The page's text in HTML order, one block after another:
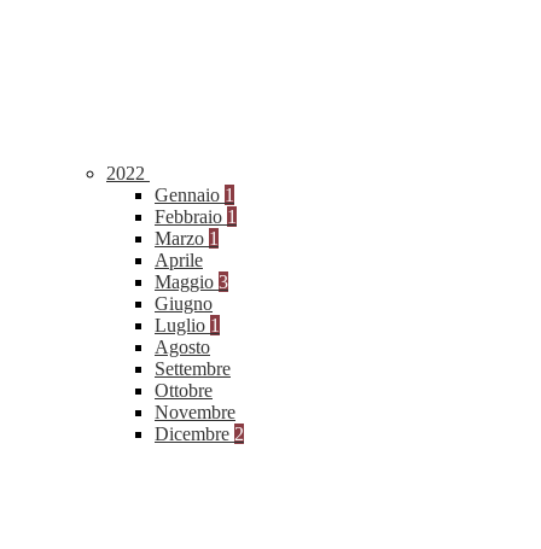
2022
Gennaio 1
Febbraio 1
Marzo 1
Aprile
Maggio 3
Giugno
Luglio 1
Agosto
Settembre
Ottobre
Novembre
Dicembre 2